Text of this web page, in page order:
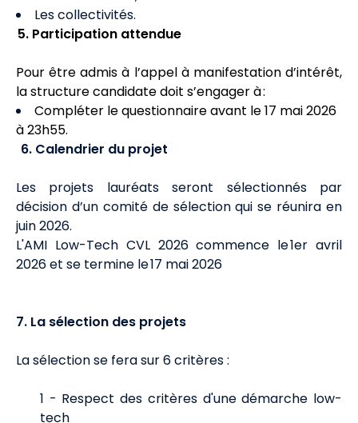
Les collectivités.
5. Participation attendue
Pour être admis à l’appel à manifestation d’intérêt,
la structure candidate doit s’engager à :
Compléter le questionnaire avant le 17 mai 2026
à 23h55.
6. Calendrier du projet
Les projets lauréats seront sélectionnés par
décision d’un comité de sélection qui se réunira en
juin 2026.
L'AMI Low-Tech CVL 2026 commence le 1er avril
2026 et se termine le 17 mai 2026
7. La sélection des projets
La sélection se fera sur 6 critères :
1 - Respect des critères d'une démarche low-
tech